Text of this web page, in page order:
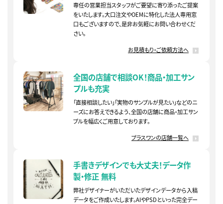
専任の営業担当スタッフがご要望に寄り添ったご提案
をいたします。大口注文やOEMに特化した法人専用窓
口もございますので、是非お気軽にお問い合わせくだ
さい。
お見積もり・ご依頼方法へ
全国の店舗で相談OK！商品・加工サン
プルも充実
「直接相談したい」「実物のサンプルが見たい」などのニ
ーズにお答えできるよう、全国の店舗に商品・加工サン
プルを幅広くご用意しております。
プラスワンの店舗一覧へ
手書きデザインでも大丈夫！データ作
製・修正 無料
弊社デザイナーがいただいたデザインデータから入稿
データをご作成いたします。AIやPSDといった完全デー